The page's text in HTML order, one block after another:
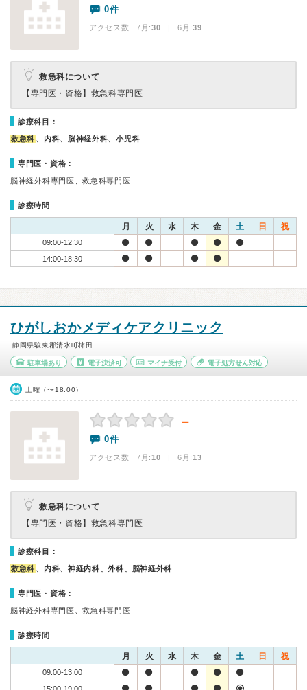
0件
アクセス数 7月:30 | 6月:39
救急科について
【専門医・資格】 救急科専門医
診療科目：
救急科 、内科、脳神経外科、小児科
専門医・資格：
脳神経外科専門医、救急科専門医
診療時間
月 火 水 木 金 土 日 祝
09:00-12:30
14:00-18:30
ひがしおかメディケアクリニック
静岡県駿東郡清水町柿田
駐車場あり 電子決済可 マイナ受付 電子処方せん対応
土曜（〜18:00）
－
0件
アクセス数 7月:10 | 6月:13
救急科について
【専門医・資格】 救急科専門医
診療科目：
救急科 、内科、神経内科、外科、脳神経外科
専門医・資格：
脳神経外科専門医、救急科専門医
診療時間
月 火 水 木 金 土 日 祝
09:00-13:00